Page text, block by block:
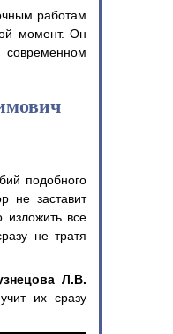
работам
момент. Он
современном
подобного
не заставит
изложить все
не тратя
Л.В.
их сразу